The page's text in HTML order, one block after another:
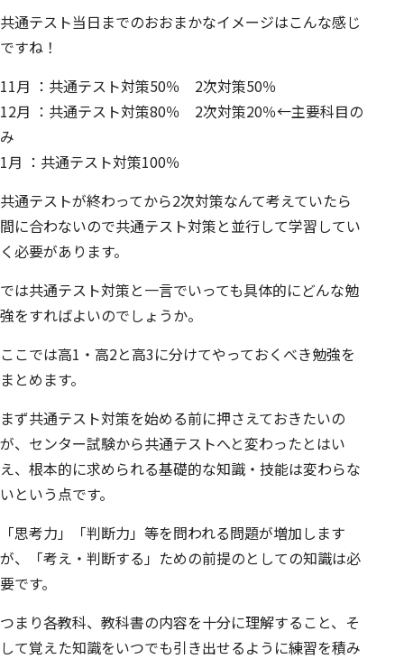
共通テスト当日までのおおまかなイメージはこんな感じ
ですね！
11月 ：共通テスト対策50％ 2次対策50％
12月 ：共通テスト対策80％ 2次対策20％←主要科目の
み
1月 ：共通テスト対策100％
共通テストが終わってから2次対策なんて考えていたら
間に合わないので共通テスト対策と並行して学習してい
く必要があります。
では共通テスト対策と一言でいっても具体的にどんな勉
強をすればよいのでしょうか。
ここでは高1・高2と高3に分けてやっておくべき勉強を
まとめます。
まず共通テスト対策を始める前に押さえておきたいの
が、センター試験から共通テストへと変わったとはい
え、根本的に求められる基礎的な知識・技能は変わらな
いという点です。
「思考力」「判断力」等を問われる問題が増加します
が、「考え・判断する」ための前提のとしての知識は必
要です。
つまり各教科、教科書の内容を十分に理解すること、そ
して覚えた知識をいつでも引き出せるように練習を積み